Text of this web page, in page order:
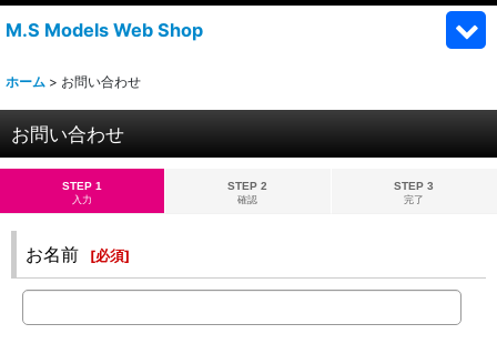
M.S Models Web Shop
ホーム > お問い合わせ
お問い合わせ
STEP 1
入力
STEP 2
確認
STEP 3
完了
お名前 [必須]